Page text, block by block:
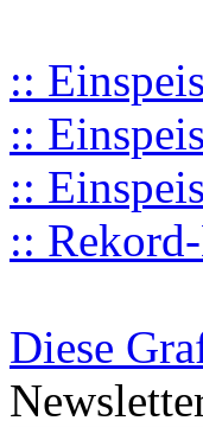
::
::
::
::
Diese